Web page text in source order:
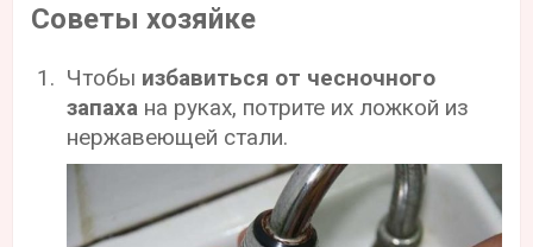
Советы хозяйке
Чтобы избавиться от чесночного
запаха на руках, потрите их ложкой из
нержавеющей стали.